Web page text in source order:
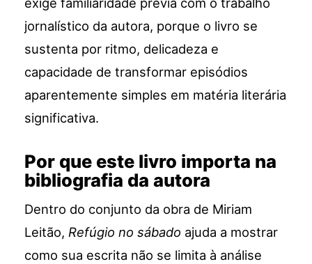
jornalístico da autora, porque o livro se
sustenta por ritmo, delicadeza e
capacidade de transformar episódios
aparentemente simples em matéria literária
significativa.
Por que este livro importa na
bibliografia da autora
Dentro do conjunto da obra de Miriam
Leitão, Refúgio no sábado ajuda a mostrar
como sua escrita não se limita à análise